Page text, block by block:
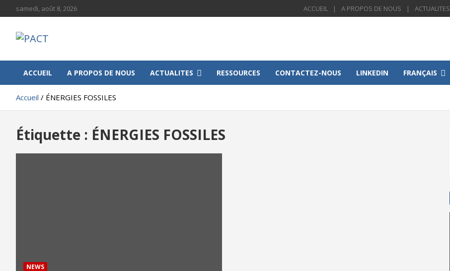
au
samedi, août 8, 2026 ACCUEIL A PROPOS DE NOUS ACTUALITES
PACT
ACCUEIL A PROPOS DE NOUS ACTUALITES RESSOURCES CONTACTEZ-NOUS LINKEDIN FRANÇAIS
Accueil ÉNERGIES FOSSILES
Étiquette : ÉNERGIES FOSSILES
NEWS